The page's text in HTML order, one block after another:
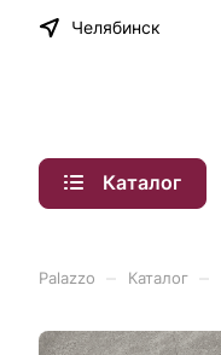
Челябинск
Каталог
Palazzo Каталог